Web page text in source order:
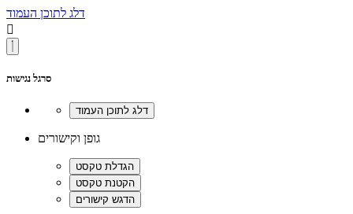
דלג לתוכן העמוד

סרגל נגישות
גופן וקישורים